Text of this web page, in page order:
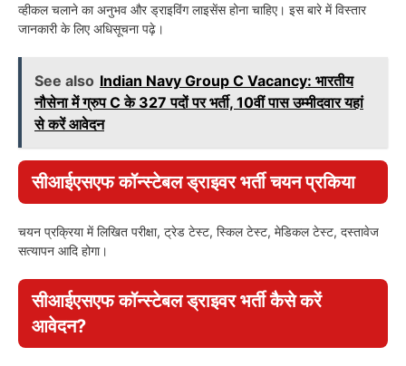
व्हीकल चलाने का अनुभव और ड्राइविंग लाइसेंस होना चाहिए। इस बारे में विस्तार
जानकारी के लिए अधिसूचना पढ़े।
See also Indian Navy Group C Vacancy: भारतीय
नौसेना में ग्रुप C के 327 पदों पर भर्ती, 10वीं पास उम्मीदवार यहां
से करें आवेदन
सीआईएसएफ कॉन्स्टेबल ड्राइवर भर्ती चयन प्रकिया
चयन प्रक्रिया में लिखित परीक्षा, ट्रेड टेस्ट, स्किल टेस्ट, मेडिकल टेस्ट, दस्तावेज
सत्यापन आदि होगा।
सीआईएसएफ कॉन्स्टेबल ड्राइवर भर्ती कैसे करें
आवेदन?